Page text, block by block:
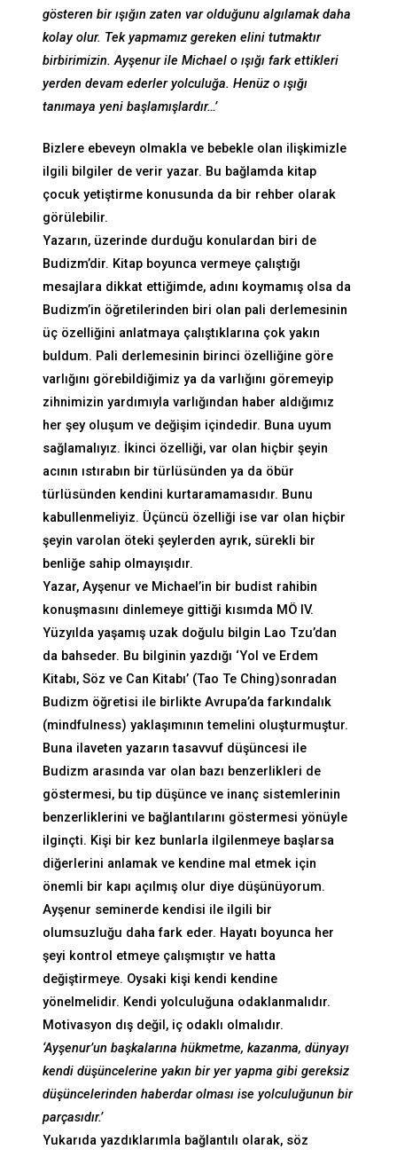
gösteren bir ışığın zaten var olduğunu algılamak daha
kolay olur. Tek yapmamız gereken elini tutmaktır
birbirimizin. Ayşenur ile Michael o ışığı fark ettikleri
yerden devam ederler yolculuğa. Henüz o ışığı
tanımaya yeni başlamışlardır…’
Bizlere ebeveyn olmakla ve bebekle olan ilişkimizle
ilgili bilgiler de verir yazar. Bu bağlamda kitap
çocuk yetiştirme konusunda da bir rehber olarak
görülebilir.
Yazarın, üzerinde durduğu konulardan biri de
Budizm’dir. Kitap boyunca vermeye çalıştığı
mesajlara dikkat ettiğimde, adını koymamış olsa da
Budizm’in öğretilerinden biri olan pali derlemesinin
üç özelliğini anlatmaya çalıştıklarına çok yakın
buldum. Pali derlemesinin birinci özelliğine göre
varlığını görebildiğimiz ya da varlığını göremeyip
zihnimizin yardımıyla varlığından haber aldığımız
her şey oluşum ve değişim içindedir. Buna uyum
sağlamalıyız. İkinci özelliği, var olan hiçbir şeyin
acının ıstırabın bir türlüsünden ya da öbür
türlüsünden kendini kurtaramamasıdır. Bunu
kabullenmeliyiz. Üçüncü özelliği ise var olan hiçbir
şeyin varolan öteki şeylerden ayrık, sürekli bir
benliğe sahip olmayışıdır.
Yazar, Ayşenur ve Michael’in bir budist rahibin
konuşmasını dinlemeye gittiği kısımda MÖ IV.
Yüzyılda yaşamış uzak doğulu bilgin Lao Tzu’dan
da bahseder. Bu bilginin yazdığı ‘Yol ve Erdem
Kitabı, Söz ve Can Kitabı’ (Tao Te Ching)sonradan
Budizm öğretisi ile birlikte Avrupa’da farkındalık
(mindfulness) yaklaşımının temelini oluşturmuştur.
Buna ilaveten yazarın tasavvuf düşüncesi ile
Budizm arasında var olan bazı benzerlikleri de
göstermesi, bu tip düşünce ve inanç sistemlerinin
benzerliklerini ve bağlantılarını göstermesi yönüyle
ilginçti. Kişi bir kez bunlarla ilgilenmeye başlarsa
diğerlerini anlamak ve kendine mal etmek için
önemli bir kapı açılmış olur diye düşünüyorum.
Ayşenur seminerde kendisi ile ilgili bir
olumsuzluğu daha fark eder. Hayatı boyunca her
şeyi kontrol etmeye çalışmıştır ve hatta
değiştirmeye. Oysaki kişi kendi kendine
yönelmelidir. Kendi yolculuğuna odaklanmalıdır.
Motivasyon dış değil, iç odaklı olmalıdır.
‘Ayşenur’un başkalarına hükmetme, kazanma, dünyayı
kendi düşüncelerine yakın bir yer yapma gibi gereksiz
düşüncelerinden haberdar olması ise yolculuğunun bir
parçasıdır.’
Yukarıda yazdıklarımla bağlantılı olarak, söz